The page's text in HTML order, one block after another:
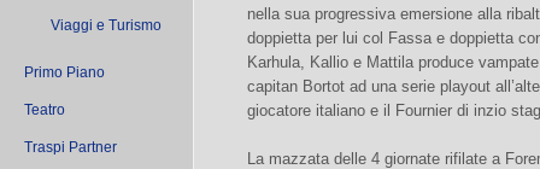
Viaggi e Turismo
Primo Piano
Teatro
Traspi Partner
nella sua progressiva emersione alla
doppietta per lui col Fassa e doppietta
Karhula, Kallio e Mattila produce
capitan Bortot ad una serie playout
giocatore italiano e il Fournier di inzio
La mazzata delle 4 giornate rifilate a